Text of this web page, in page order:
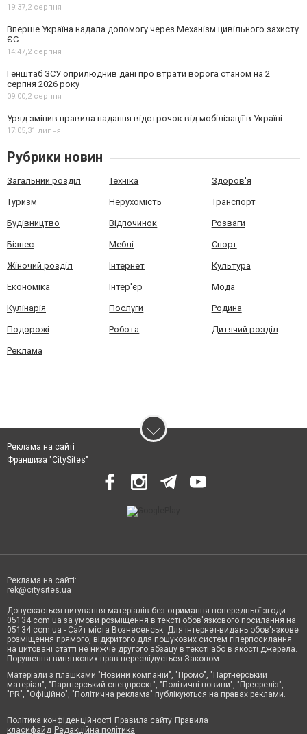
19:37,2 серпня
Вперше Україна надала допомогу через Механізм цивільного захисту
ЄС
14:47,2 серпня
Генштаб ЗСУ оприлюднив дані про втрати ворога станом на 2
серпня 2026 року
09:00,2 серпня
Уряд змінив правила надання відстрочок від мобілізації в Україні
17:05,31 липня
Рубрики новин
Загальний розділ Техніка Здоров'я
Туризм Нерухомість Транспорт
Будівництво Відпочинок Розваги
Бізнес Меблі Спорт
Жіночий розділ Інтернет Культура
Економіка Інтер'єр Мода
Кулінарія Послуги Родина
Подорожі Робота Дитячий розділ
Реклама
Реклама на сайті
Франшиза "CitySites"
Реклама на сайті:
rek@citysites.ua
Допускається цитування матеріалів без отримання попередньої згоди
05134.com.ua за умови розміщення в тексті обов'язкового посилання на
05134.com.ua - Сайт міста Вознесенськ. Для інтернет-видань обов'язкове
розміщення прямого, відкритого для пошукових систем гіперпосилання
на цитовані статті не нижче другого абзацу в тексті або в якості джерела.
Порушення виняткових прав переслідується Законом.
Матеріали з плашками "Новини компаній", "Промо", "Партнерський
матеріал", "Партнерський спецпроєкт", "Політичні новини", "Пресреліз",
"PR", "Офіційно", "Політична реклама" публікуються на правах реклами.
Політика конфіденційності Правила сайту Правила
класифайд Редакційна політика